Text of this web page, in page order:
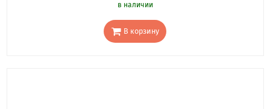
в наличии
В корзину